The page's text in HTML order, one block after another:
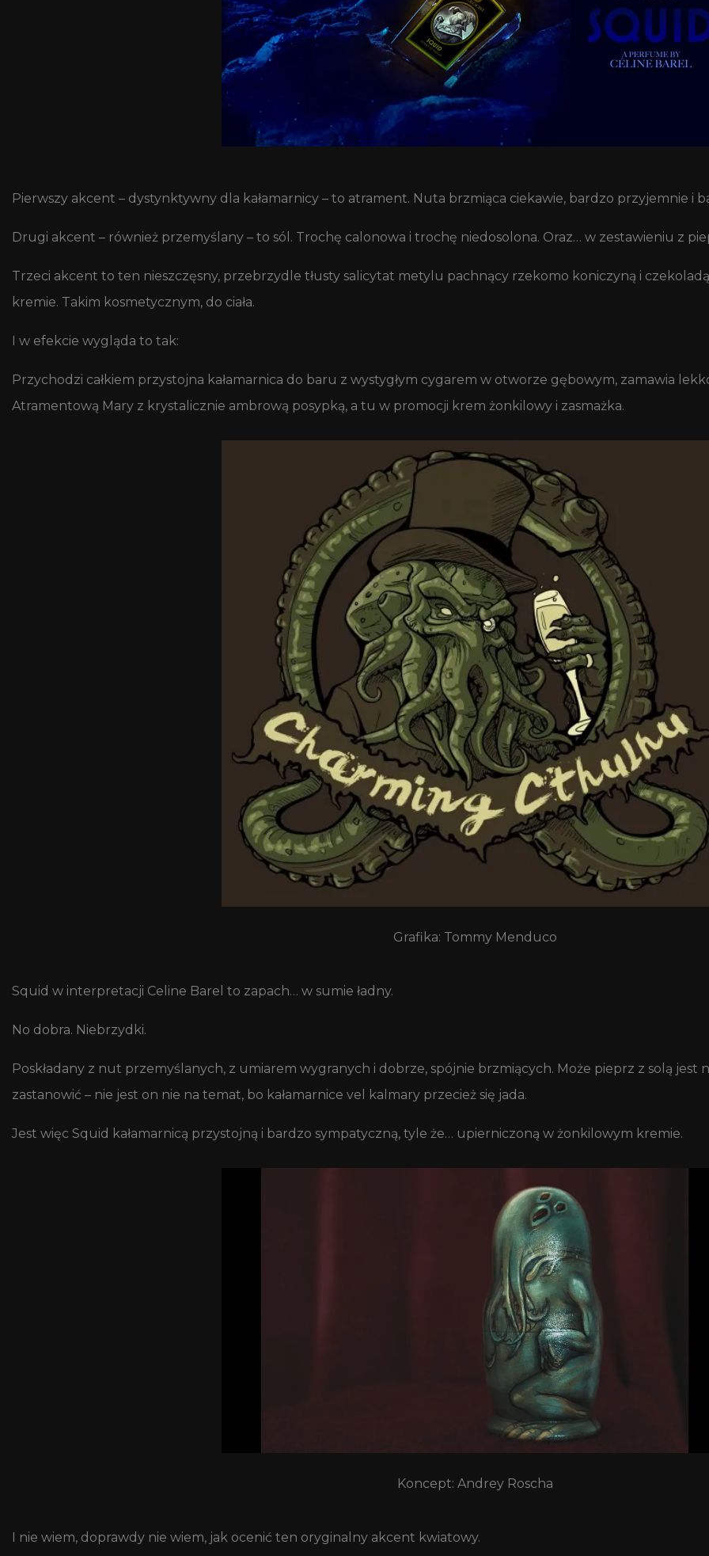
Pierwszy akcent – dystynktywny dla kałamarnicy – to atrament. Nuta brzmiąca ciekawie, bardzo przyjemnie i
Drugi akcent – również przemyślany – to sól. Trochę calonowa i trochę niedosolona. Oraz… w zestawieniu z
Trzeci akcent to ten nieszczęsny, przebrzydle tłusty salicytat metylu pachnący rzekomo koniczyną i
kremie. Takim kosmetycznym, do ciała.
I w efekcie wygląda to tak:
Przychodzi całkiem przystojna kałamarnica do baru z wystygłym cygarem w otworze gębowym, zamawia
Atramentową Mary z krystalicznie ambrową posypką, a tu w promocji krem żonkilowy i zasmażka.
Grafika: Tommy Menduco
Squid w interpretacji Celine Barel to zapach… w sumie ładny.
No dobra. Niebrzydki.
Poskładany z nut przemyślanych, z umiarem wygranych i dobrze, spójnie brzmiących. Może pieprz z solą jest
zastanowić – nie jest on nie na temat, bo kałamarnice vel kalmary przecież się jada.
Jest więc Squid kałamarnicą przystojną i bardzo sympatyczną, tyle że… upierniczoną w żonkilowym kremie.
Koncept: Andrey Roscha
I nie wiem, doprawdy nie wiem, jak ocenić ten oryginalny akcent kwiatowy.